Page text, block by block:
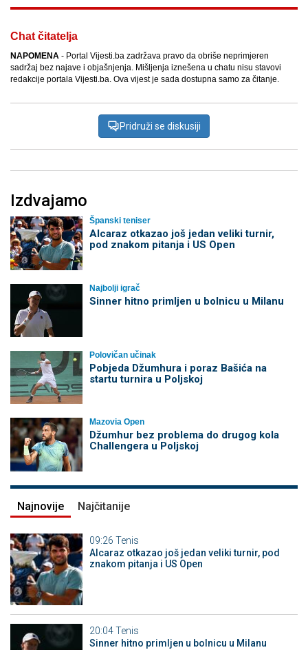
Chat čitatelja
NAPOMENA - Portal Vijesti.ba zadržava pravo da obriše neprimjeren
sadržaj bez najave i objašnjenja. Mišljenja iznešena u chatu nisu stavovi
redakcije portala Vijesti.ba. Ova vijest je sada dostupna samo za čitanje.
Pridruži se diskusiji
Izdvajamo
Španski teniser
Alcaraz otkazao još jedan veliki turnir,
pod znakom pitanja i US Open
Najbolji igrač
Sinner hitno primljen u bolnicu u Milanu
Polovičan učinak
Pobjeda Džumhura i poraz Bašića na
startu turnira u Poljskoj
Mazovia Open
Džumhur bez problema do drugog kola
Challengera u Poljskoj
Najnovije Najčitanije
09:26 Tenis
Alcaraz otkazao još jedan veliki turnir, pod
znakom pitanja i US Open
20:04Tenis
Sinner hitno primljen u bolnicu u Milanu